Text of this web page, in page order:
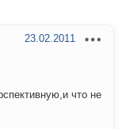
23.02.2011
что не